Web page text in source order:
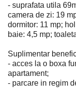
- suprafata utila
camera de zi: 19
dormitor: 11 mp;
baie: 4,5 mp;
Suplimentar
- acces la o boxa
apartament;
- parcare in regim